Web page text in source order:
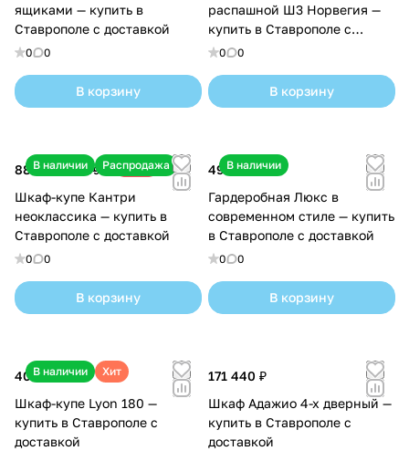
ящиками — купить в
Ставрополе с доставкой
0 0
В корзину
распашной Ш3 Норвегия —
купить в Ставрополе с
доставкой
0 0
В корзину
В наличии Распродажа
88 150 ₽121 790 ₽ -28%
Шкаф-купе Кантри
неоклассика — купить в
Ставрополе с доставкой
0 0
В корзину
В наличии
497 860 ₽
Гардеробная Люкс в
современном стиле — купить
в Ставрополе с доставкой
0 0
В корзину
В наличии Хит
40 800 ₽
Шкаф-купе Lyon 180 —
купить в Ставрополе с
доставкой
171 440 ₽
Шкаф Адажио 4-х дверный —
купить в Ставрополе с
доставкой